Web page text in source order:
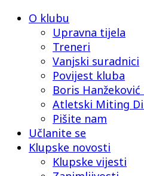
O klubu
Upravna tijela
Treneri
Vanjski suradnici
Povijest kluba
Boris
Atletski Miting
Pišite nam
Učlanite se
Klupske novosti
Klupske vijesti